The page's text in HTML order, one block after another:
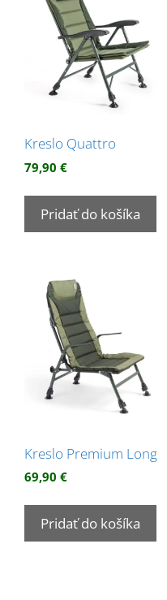
Kreslo Quattro
79,90 €
Pridať do košíka
Kreslo Premium Long
69,90 €
Pridať do košíka